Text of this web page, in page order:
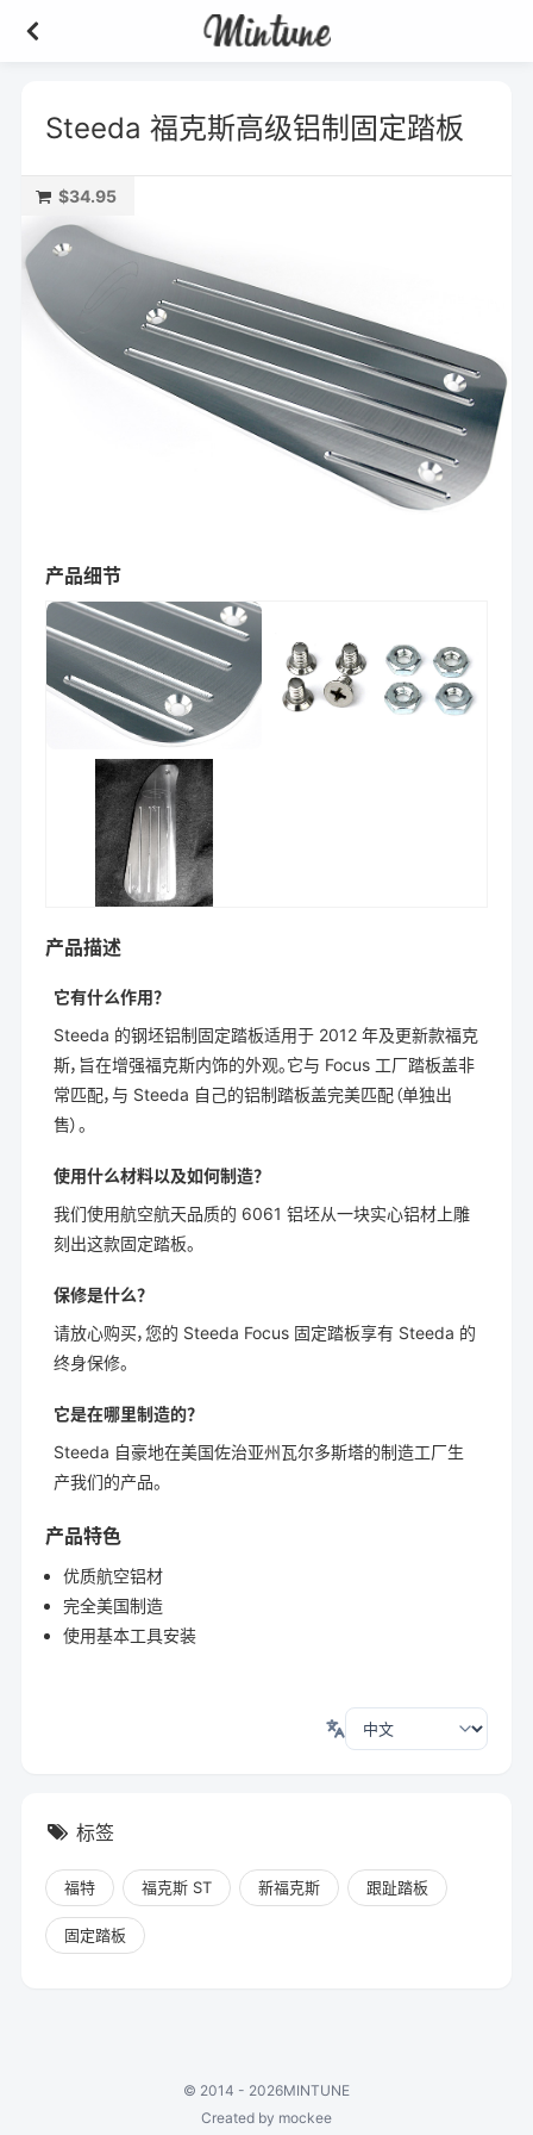
Steeda 福克斯高级铝制固定踏板
$34.95
产品细节
产品描述
它有什么作用？
Steeda 的钢坯铝制固定踏板适用于 2012 年及更新款福克
斯，旨在增强福克斯内饰的外观。它与 Focus 工厂踏板盖非
常匹配，与 Steeda 自己的铝制踏板盖完美匹配（单独出
售）。
使用什么材料以及如何制造？
我们使用航空航天品质的 6061 铝坯从一块实心铝材上雕
刻出这款固定踏板。
保修是什么？
请放心购买，您的 Steeda Focus 固定踏板享有 Steeda 的
终身保修。
它是在哪里制造的？
Steeda 自豪地在美国佐治亚州瓦尔多斯塔的制造工厂生
产我们的产品。
产品特色
优质航空铝材
完全美国制造
使用基本工具安装
标签
福特 福克斯 ST 新福克斯 跟趾踏板
固定踏板
© 2014 - 2026MINTUNE
Created by mockee